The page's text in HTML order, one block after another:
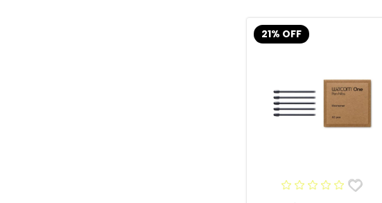
21% OFF